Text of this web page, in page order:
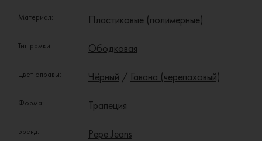
Материал: Пластиковые (полимерные)
Тип рамки: Ободковая
Цвет оправы: Чёрный / Гавана (черепаховый)
Форма: Трапеция
Бренд: Pepe Jeans